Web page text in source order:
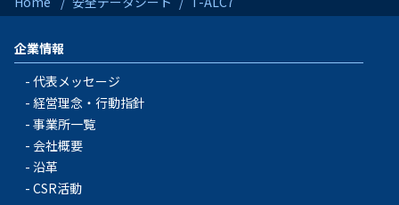
企業情報
代表メッセージ
経営理念・行動指針
事業所一覧
会社概要
沿革
CSR活動